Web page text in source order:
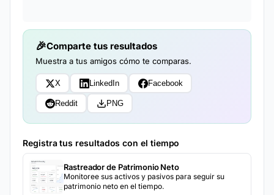
Comparte tus resultados
Muestra a tus amigos cómo te comparas.
X LinkedIn Facebook
Reddit PNG
Registra tus resultados con el tiempo
Rastreador de Patrimonio Neto
Monitoree sus activos y pasivos para seguir su
patrimonio neto en el tiempo.